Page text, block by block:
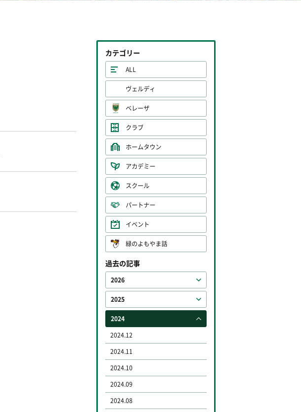
カテゴリー
ALL
ヴェルディ
ベレーザ
クラブ
ホームタウン
アカデミー
スクール
パートナー
イベント
緑のよもやま話
過去の記事
2026
2025
2024
2024.12
2024.11
2024.10
2024.09
2024.08